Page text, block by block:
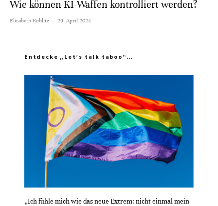
Wie können KI-Waffen kontrolliert werden?
Elisabeth Koblitz · 29. April 2024
Entdecke „Let’s talk taboo“…
„Ich fühle mich wie das neue Extrem: nicht einmal mein